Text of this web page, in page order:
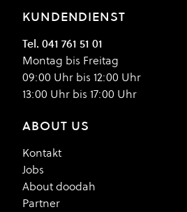
KUNDENDIENST
Tel. 041 761 51 01
Montag bis Freitag
09:00 Uhr bis 12:00 Uhr
13:00 Uhr bis 17:00 Uhr
ABOUT US
Kontakt
Jobs
About doodah
Partner